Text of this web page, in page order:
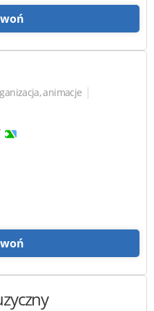
animacje |